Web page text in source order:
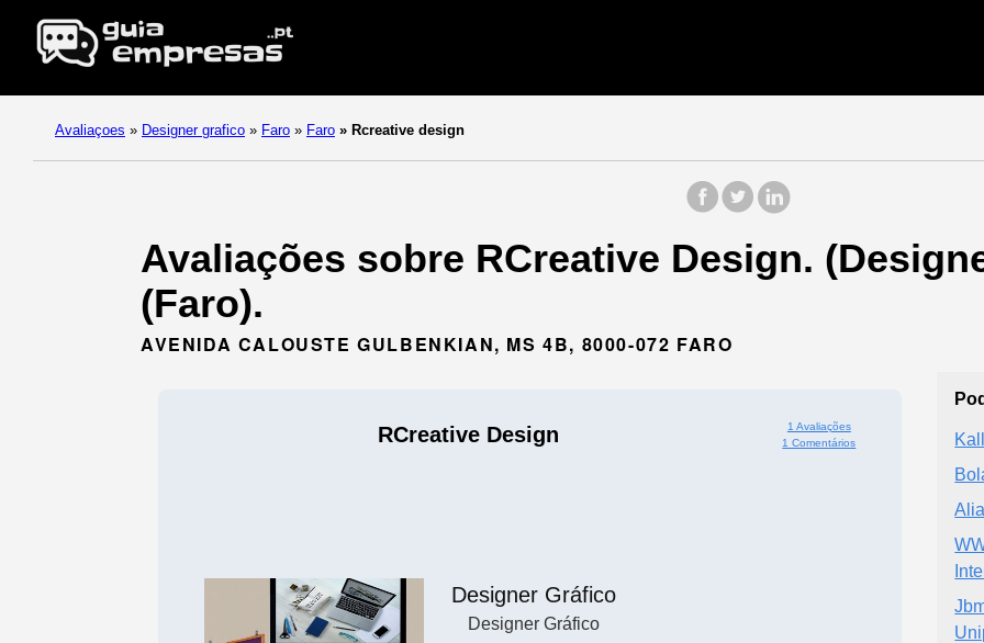
Avaliaçoes » Designer grafico » Faro » Faro » Rcreative design
Avaliações sobre RCreative Design.
(Faro).
AVENIDA CALOUSTE GULBENKIAN, MS 4B, 8000-072 FARO
RCreative Design
1 Avaliações
1 Comentários
Designer Gráfico
Designer Gráfico